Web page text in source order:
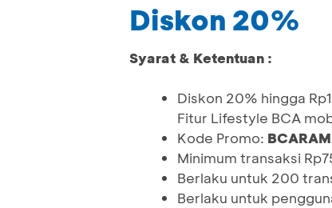
Diskon 20%
Syarat & Ketentuan :
Diskon 20% hingga
Fitur Lifestyle BCA
Kode Promo:
Minimum transaksi
Berlaku untuk 200
Berlaku untuk